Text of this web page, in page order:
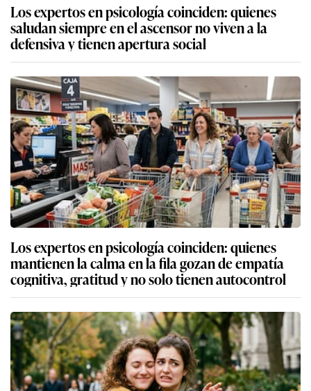
Los expertos en psicología coinciden: quienes
saludan siempre en el ascensor no viven a la
defensiva y tienen apertura social
Los expertos en psicología coinciden: quienes
mantienen la calma en la fila gozan de empatía
cognitiva, gratitud y no solo tienen autocontrol